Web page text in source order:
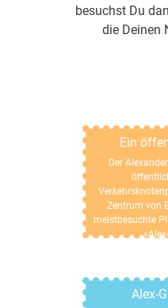
besuchst Du
die Deinen
Ein
Der
Zentrum von
meistbesuchte
Alex-